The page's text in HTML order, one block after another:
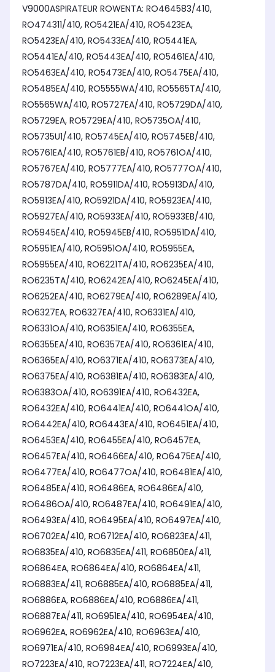
V9000ASPIRATEUR ROWENTA: RO464583/410,
RO474311/410, RO5421EA/410, RO5423EA,
RO5423EA/410, RO5433EA/410, RO5441EA,
RO5441EA/410, RO5443EA/410, RO5461EA/410,
RO5463EA/410, RO5473EA/410, RO5475EA/410,
RO5485EA/410, RO5555WA/410, RO5565TA/410,
RO5565WA/410, RO5727EA/410, RO5729DA/410,
RO5729EA, RO5729EA/410, RO5735OA/410,
RO5735U1/410, RO5745EA/410, RO5745EB/410,
RO5761EA/410, RO5761EB/410, RO5761OA/410,
RO5767EA/410, RO5777EA/410, RO5777OA/410,
RO5787DA/410, RO5911DA/410, RO5913DA/410,
RO5913EA/410, RO5921DA/410, RO5923EA/410,
RO5927EA/410, RO5933EA/410, RO5933EB/410,
RO5945EA/410, RO5945EB/410, RO5951DA/410,
RO5951EA/410, RO5951OA/410, RO5955EA,
RO5955EA/410, RO6221TA/410, RO6235EA/410,
RO6235TA/410, RO6242EA/410, RO6245EA/410,
RO6252EA/410, RO6279EA/410, RO6289EA/410,
RO6327EA, RO6327EA/410, RO6331EA/410,
RO6331OA/410, RO6351EA/410, RO6355EA,
RO6355EA/410, RO6357EA/410, RO6361EA/410,
RO6365EA/410, RO6371EA/410, RO6373EA/410,
RO6375EA/410, RO6381EA/410, RO6383EA/410,
RO6383OA/410, RO6391EA/410, RO6432EA,
RO6432EA/410, RO6441EA/410, RO6441OA/410,
RO6442EA/410, RO6443EA/410, RO6451EA/410,
RO6453EA/410, RO6455EA/410, RO6457EA,
RO6457EA/410, RO6466EA/410, RO6475EA/410,
RO6477EA/410, RO6477OA/410, RO6481EA/410,
RO6485EA/410, RO6486EA, RO6486EA/410,
RO6486OA/410, RO6487EA/410, RO6491EA/410,
RO6493EA/410, RO6495EA/410, RO6497EA/410,
RO6702EA/410, RO6712EA/410, RO6823EA/411,
RO6835EA/410, RO6835EA/411, RO6850EA/411,
RO6864EA, RO6864EA/410, RO6864EA/411,
RO6883EA/411, RO6885EA/410, RO6885EA/411,
RO6886EA, RO6886EA/410, RO6886EA/411,
RO6887EA/411, RO6951EA/410, RO6954EA/410,
RO6962EA, RO6962EA/410, RO6963EA/410,
RO6971EA/410, RO6984EA/410, RO6993EA/410,
RO7223EA/410, RO7223EA/411, RO7224EA/410,